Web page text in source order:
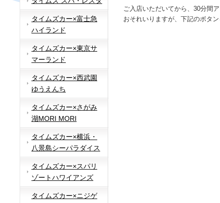
タイムズカー×富士急
ハイランド
タイムズカー×東京サ
マーランド
タイムズカー×西武園
ゆうえんち
タイムズカー×さがみ
湖MORI MORI
タイムズカー×横浜・
八景島シーパラダイス
タイムズカー×スパリ
ゾートハワイアンズ
タイムズカー×ニジゲ
ご入店いただいてから、30分間
おそれいりますが、下記のボタ